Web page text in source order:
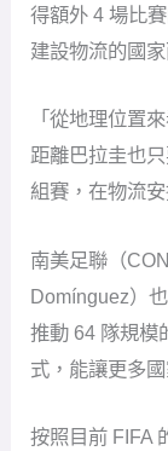
得額外 4 場比
建設物流的國
「從地理位置
距離巴拉圭也
組賽，在物流
南美足聯（
Domínguez）
推動 64 隊規模
式，能讓更多
按照目前 FIFA